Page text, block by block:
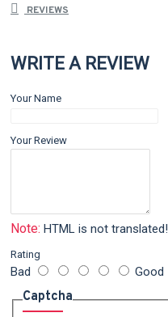
REVIEWS
WRITE A REVIEW
Your Name
Your Review
Note: HTML is not translated!
Rating
Bad Good
Captcha